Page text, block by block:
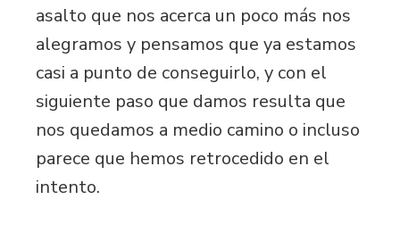
asalto que nos acerca un poco más nos
alegramos y pensamos que ya estamos
casi a punto de conseguirlo, y con el
siguiente paso que damos resulta que
nos quedamos a medio camino o incluso
parece que hemos retrocedido en el
intento.